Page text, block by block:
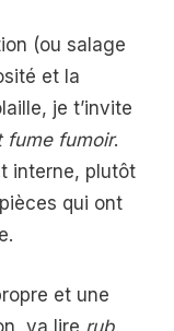
(ou salage
et la
je t’invite
fume fumoir.
interne, plutôt
qui ont
et une
va lire rub